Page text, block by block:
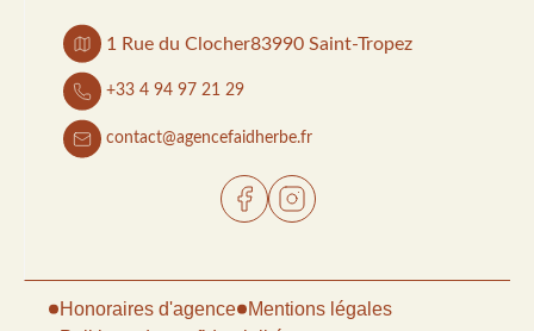
1 Rue du Clocher83990 Saint-Tropez
+33 4 94 97 21 29
contact@agencefaidherbe.fr
Honoraires d'agence
Mentions légales